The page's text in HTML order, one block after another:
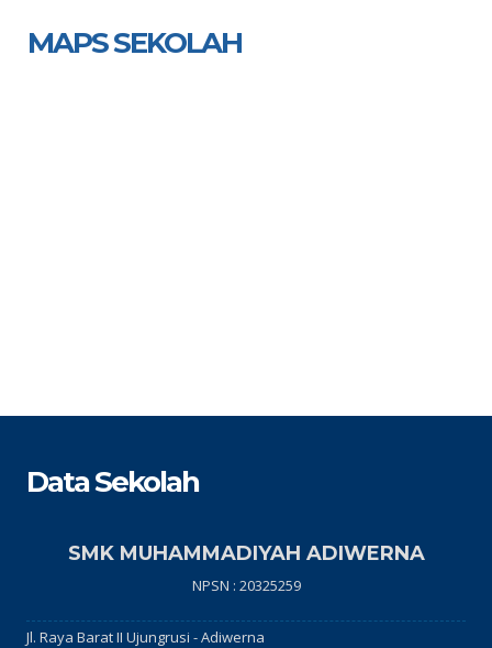
MAPS SEKOLAH
Data Sekolah
SMK MUHAMMADIYAH ADIWERNA
NPSN : 20325259
Jl. Raya Barat II Ujungrusi - Adiwerna